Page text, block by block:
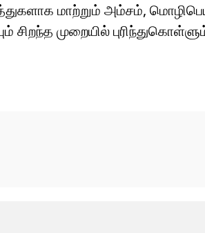
மாற்றும் அம்சம்,
முறையில்